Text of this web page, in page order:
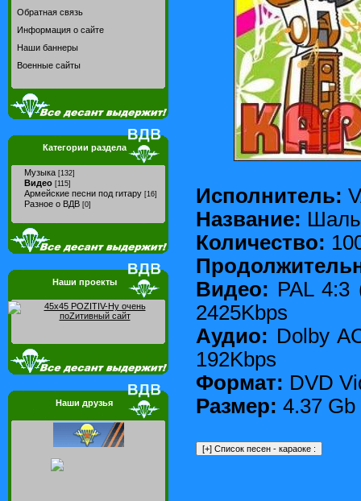
Обратная связь
Информация о сайте
Наши баннеры
Военные сайты
Категории раздела
Музыка [132]
Видео [115]
Армейские песни под гитару [16]
Разное о ВДВ [0]
Наши проекты
Наши друзья
Исполнитель:
Название:
Количество:
Видео: PAL 4:3
2425Kbps
Аудио: Dolby
192Kbps
Формат: DVD
Размер: 4.37 Gb